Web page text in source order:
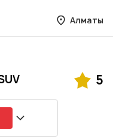
Алматы
5